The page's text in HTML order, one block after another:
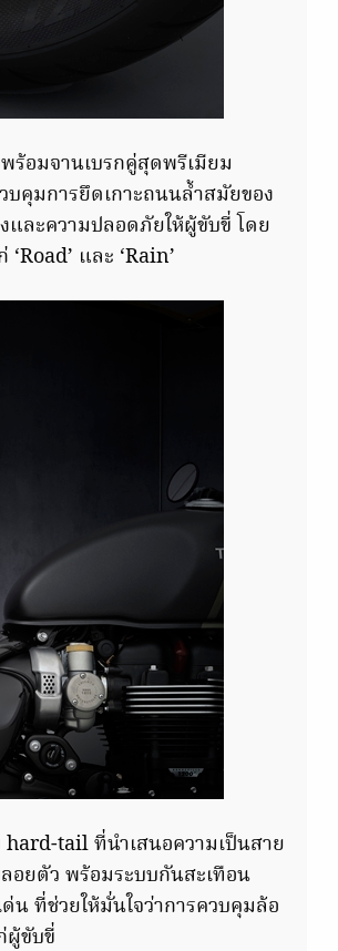
ร้อมจานเบรกคู่สุดพรีเมียม
บคุมการยึดเกาะถนนล้ำสมัยของ
ละความปลอดภัยให้ผู้ขับขี่ โดย
และ ‘Rain’
tail ที่นำเสนอความเป็นสาย
อยตัว พร้อมระบบกันสะเทือน
ที่ช่วยให้มั่นใจว่าการควบคุมล้อ
ผู้ขับขี่